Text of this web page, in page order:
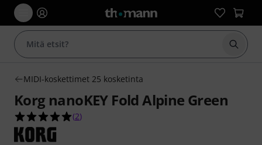
Aloita
MIDI-koskettimet 25 kosketinta
Korg nanoKEY Fold Alpine Green
5.0 tähteä viidestä yhteensä 2
(2)